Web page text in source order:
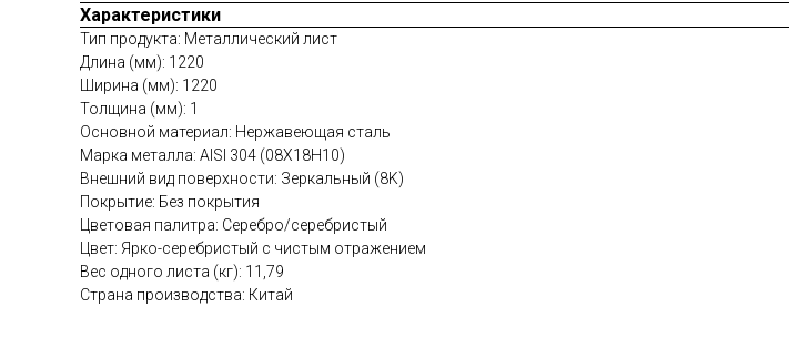
Характеристики
Тип продукта: Металлический лист
Длина (мм): 1220
Ширина (мм): 1220
Толщина (мм): 1
Основной материал: Нержавеющая сталь
Марка металла: AISI 304 (08Х18Н10)
Внешний вид поверхности: Зеркальный (8K)
Покрытие: Без покрытия
Цветовая палитра: Серебро/серебристый
Цвет: Ярко-серебристый с чистым отражением
Вес одного листа (кг): 11,79
Страна производства: Китай